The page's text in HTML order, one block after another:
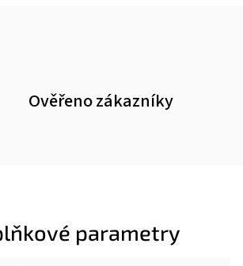
Ověřeno zákazníky
parametry